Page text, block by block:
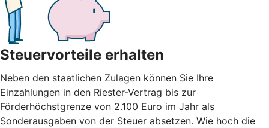
Steuervorteile erhalten
Neben den staatlichen Zulagen können Sie Ihre
Einzahlungen in den Riester-Vertrag bis zur
Förderhöchstgrenze von 2.100 Euro im Jahr als
Sonderausgaben von der Steuer absetzen. Wie hoch die